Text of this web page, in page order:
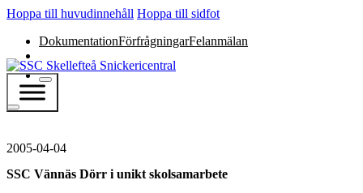
Hoppa till huvudinnehåll Hoppa till sidfot
DokumentationFörfrågningarFelanmälan
2005-04-04
SSC Vännäs Dörr i unikt skolsamarbete